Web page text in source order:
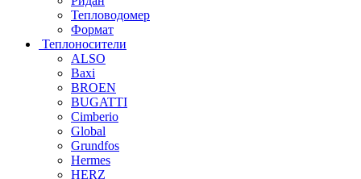
Тепловодомер
Формат
Теплоносители
ALSO
Baxi
BROEN
BUGATTI
Cimberio
Global
Grundfos
Hermes
HERZ